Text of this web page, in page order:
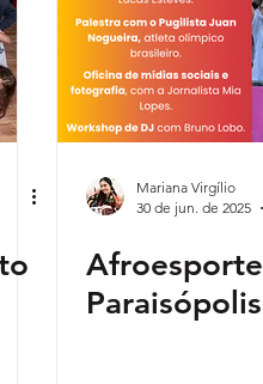
Mariana Virgílio
30 de jun. de 2025
Paraisópolis